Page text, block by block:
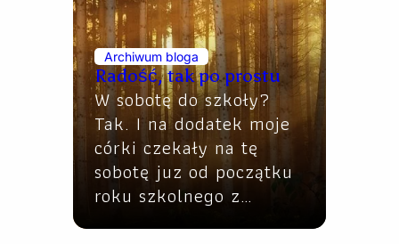
Archiwum bloga
Radość, tak po prostu
W sobotę do szkoły?
Tak. I na dodatek moje
córki czekały na tę
sobotę juz od początku
roku szkolnego z…